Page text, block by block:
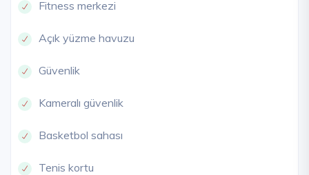
Fitness merkezi
Açık yüzme havuzu
Güvenlik
Kameralı güvenlik
Basketbol sahası
Tenis kortu